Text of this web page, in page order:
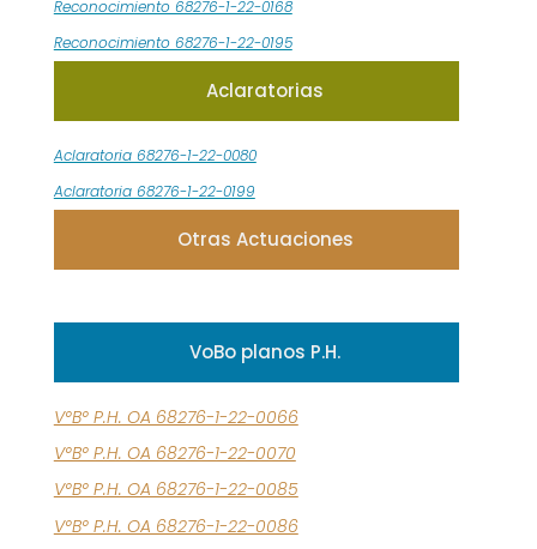
Reconocimiento 68276-1-22-0168
Reconocimiento 68276-1-22-0195
Aclaratorias
Aclaratoria 68276-1-22-0080
Aclaratoria 68276-1-22-0199
Otras Actuaciones
VoBo planos P.H.
V°B° P.H. OA 68276-1-22-0066
V°B° P.H. OA 68276-1-22-0070
V°B° P.H. OA 68276-1-22-0085
V°B° P.H. OA 68276-1-22-0086